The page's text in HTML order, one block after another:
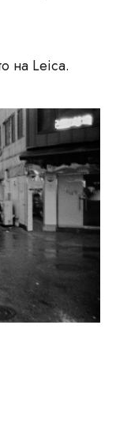
на Leica.